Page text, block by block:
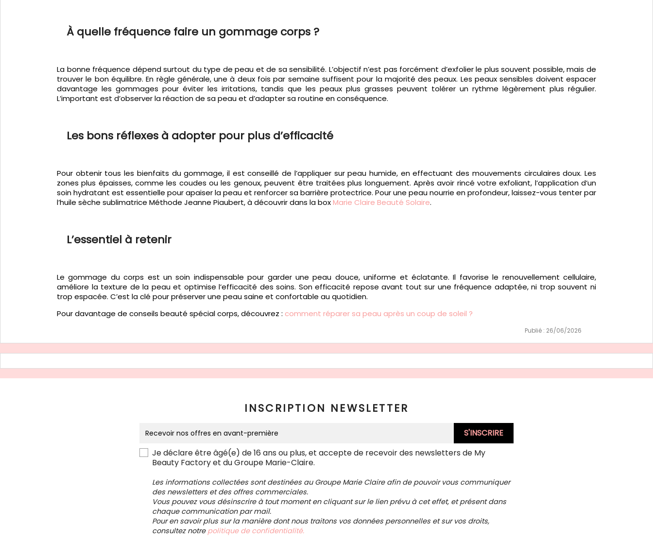
À quelle fréquence faire un gommage corps ?
La bonne fréquence dépend surtout du type de peau et de sa sensibilité. L’objectif n’est pas forcément d’exfolier le plus souvent possible, mais de
trouver le bon équilibre. En règle générale, une à deux fois par semaine suffisent pour la majorité des peaux. Les peaux sensibles doivent espacer
davantage les gommages pour éviter les irritations, tandis que les peaux plus grasses peuvent tolérer un rythme légèrement plus régulier.
L’important est d’observer la réaction de sa peau et d’adapter sa routine en conséquence.
Les bons réflexes à adopter pour plus d’efficacité
Pour obtenir tous les bienfaits du gommage, il est conseillé de l’appliquer sur peau humide, en effectuant des mouvements circulaires doux. Les
zones plus épaisses, comme les coudes ou les genoux, peuvent être traitées plus longuement. Après avoir rincé votre exfoliant, l’application d’un
soin hydratant est essentielle pour apaiser la peau et renforcer sa barrière protectrice. Pour une peau nourrie en profondeur, laissez-vous tenter par
l’huile sèche sublimatrice Méthode Jeanne Piaubert, à découvrir dans la boxMarie Claire Beauté Solaire.
L’essentiel à retenir
Le gommage du corps est un soin indispensable pour garder une peau douce, uniforme et éclatante. Il favorise le renouvellement cellulaire,
améliore la texture de la peau et optimise l’efficacité des soins. Son efficacité repose avant tout sur une fréquence adaptée, ni trop souvent ni
trop espacée. C’est la clé pour préserver une peau saine et confortable au quotidien.
Pour davantage de conseils beauté spécial corps, découvrez : comment réparer sa peau après un coup de soleil ?
Publié : 26/06/2026
INSCRIPTION NEWSLETTER
Je déclare être âgé(e) de 16 ans ou plus, et accepte de recevoir des newsletters de My
Beauty Factory et du Groupe Marie-Claire.
Les informations collectées sont destinées au Groupe Marie Claire afin de pouvoir vous communiquer
des newsletters et des offres commerciales.
Vous pouvez vous désinscrire à tout moment en cliquant sur le lien prévu à cet effet, et présent dans
chaque communication par mail.
Pour en savoir plus sur la manière dont nous traitons vos données personnelles et sur vos droits,
consultez notre politique de confidentialité.